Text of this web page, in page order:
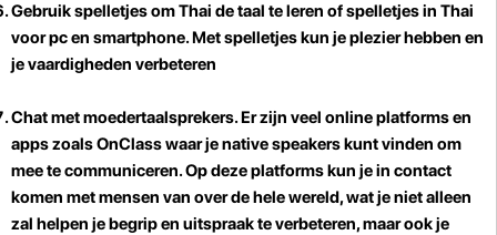
Gebruik spelletjes om Thai de taal te leren of spelletjes in Thai
voor pc en smartphone. Met spelletjes kun je plezier hebben en
je vaardigheden verbeteren
Chat met moedertaalsprekers. Er zijn veel online platforms en
apps zoals OnClass waar je native speakers kunt vinden om
mee te communiceren. Op deze platforms kun je in contact
komen met mensen van over de hele wereld, wat je niet alleen
zal helpen je begrip en uitspraak te verbeteren, maar ook je